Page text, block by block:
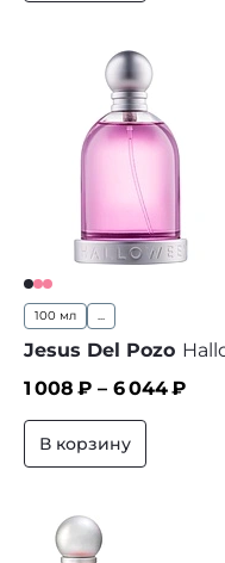
100 мл ...
Jesus Del Pozo
1 008 ₽ – 6 044₽
В корзину